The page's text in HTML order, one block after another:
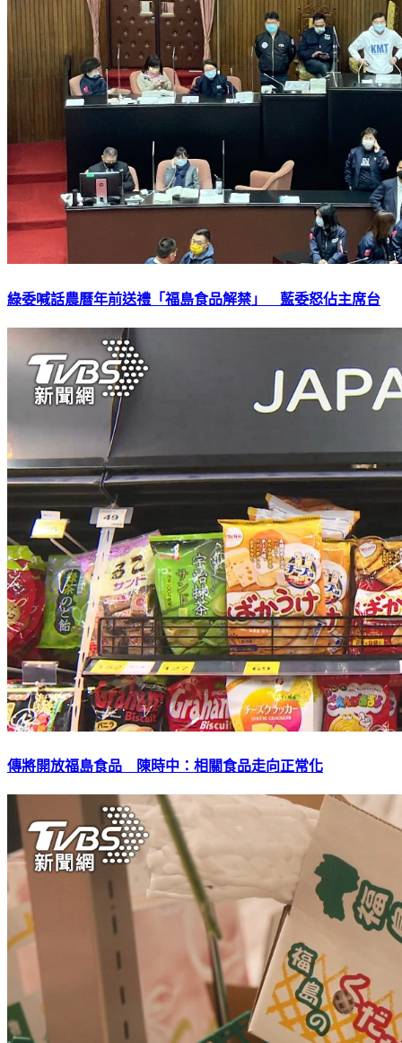
綠委喊話農曆年前送禮「福島食品解禁」 藍委怒佔主席台
傳將開放福島食品 陳時中：相關食品走向正常化